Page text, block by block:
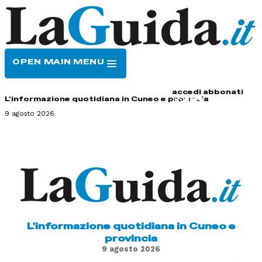
OPEN MAIN MENU
accedi abbonati
L'informazione quotidiana in Cuneo e provincia
9 agosto 2026
L'informazione quotidiana in Cuneo e
provincia
9 agosto 2026